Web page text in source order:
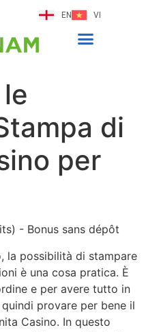
EN VI
di
per
la possibilità di stampare
è una cosa pratica. È
e per avere tutto in
provare per bene il
Casino. In questo